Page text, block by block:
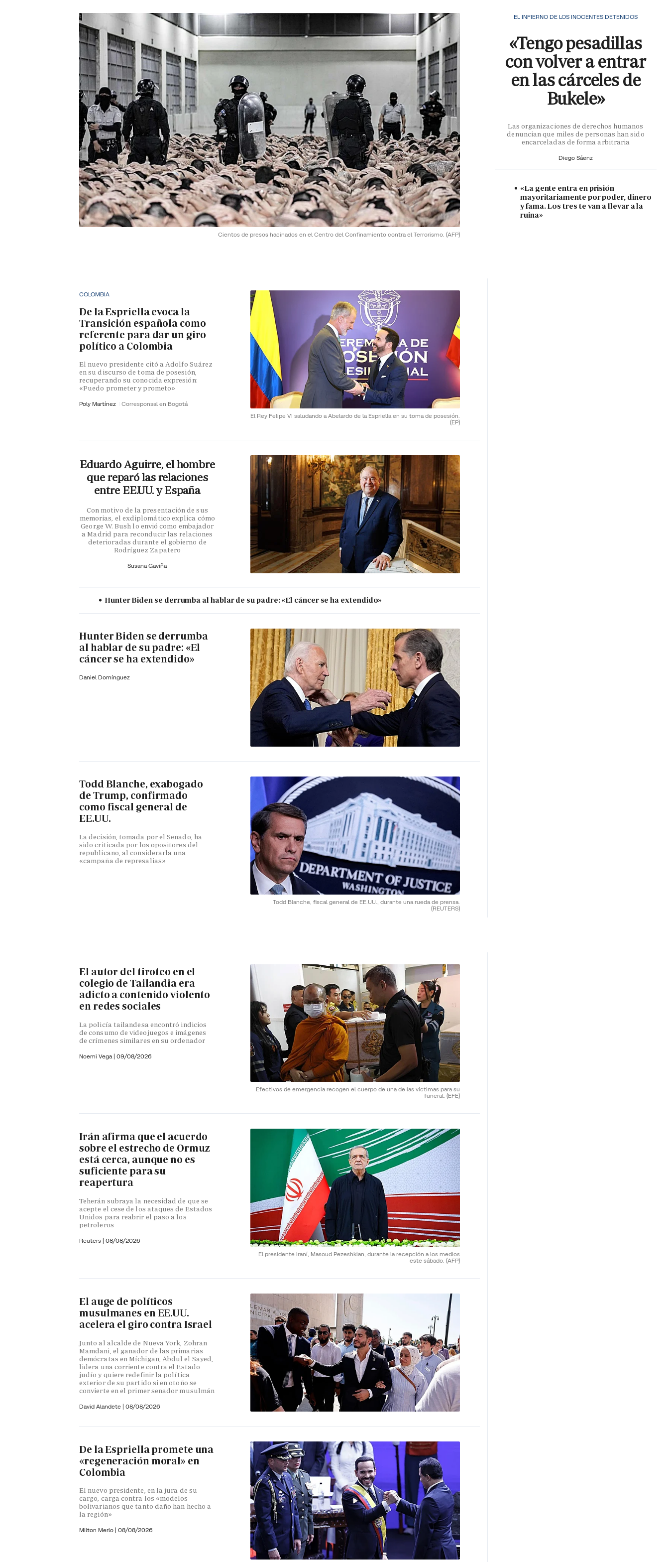
Cientos de presos hacinados en el Centro del Confinamiento contra el Terrorismo. (AFP)
EL INFIERNO DE LOS INOCENTES DETENIDOS
«Tengo pesadillas
con volver a entrar
en las cárceles de
Bukele»
Las organizaciones de derechos humanos
denuncian que miles de personas han sido
encarceladas de forma arbitraria
Diego Sáenz
«La gente entra en prisión
mayoritariamente por poder, dinero
y fama. Los tres te van a llevar a la
ruina»
El Rey Felipe VI saludando a Abelardo de la Espriella en su toma de posesión.
(EP)
COLOMBIA
De la Espriella evoca la
Transición española como
referente para dar un giro
político a Colombia
El nuevo presidente citó a Adolfo Suárez
en su discurso de toma de posesión,
recuperando su conocida expresión:
«Puedo prometer y prometo»
Poly Martínez Corresponsal en Bogotá
Eduardo Aguirre, el hombre
que reparó las relaciones
entre EE.UU. y España
Con motivo de la presentación de sus
memorias, el exdiplomático explica cómo
George W. Bush lo envió como embajador
a Madrid para reconducir las relaciones
deterioradas durante el gobierno de
Rodríguez Zapatero
Susana Gaviña
Hunter Biden se derrumba al hablar de su padre: «El cáncer se ha extendido»
Hunter Biden se derrumba
al hablar de su padre: «El
cáncer se ha extendido»
Daniel Domínguez
Todd Blanche, fiscal general de EE.UU., durante una rueda de prensa.
(REUTERS)
Todd Blanche, exabogado
de Trump, confirmado
como fiscal general de
EE.UU.
La decisión, tomada por el Senado, ha
sido criticada por los opositores del
republicano, al considerarla una
«campaña de represalias»
Efectivos de emergencia recogen el cuerpo de una de las víctimas para su
funeral. (EFE)
El autor del tiroteo en el
colegio de Tailandia era
adicto a contenido violento
en redes sociales
La policía tailandesa encontró indicios
de consumo de videojuegos e imágenes
de crímenes similares en su ordenador
Noemi Vega | 09/08/2026
El presidente iraní, Masoud Pezeshkian, durante la recepción a los medios
este sábado. (AFP)
Irán afirma que el acuerdo
sobre el estrecho de Ormuz
está cerca, aunque no es
suficiente para su
reapertura
Teherán subraya la necesidad de que se
acepte el cese de los ataques de Estados
Unidos para reabrir el paso a los
petroleros
Reuters | 08/08/2026
El auge de políticos
musulmanes en EE.UU.
acelera el giro contra Israel
Junto al alcalde de Nueva York, Zohran
Mamdani, el ganador de las primarias
demócratas en Míchigan, Abdul el Sayed,
lidera una corriente contra el Estado
judío y quiere redefinir la política
exterior de su partido si en otoño se
convierte en el primer senador musulmán
David Alandete | 08/08/2026
De la Espriella promete una
«regeneración moral» en
Colombia
El nuevo presidente, en la jura de su
cargo, carga contra los «modelos
bolivarianos que tanto daño han hecho a
la región»
Milton Merlo | 08/08/2026